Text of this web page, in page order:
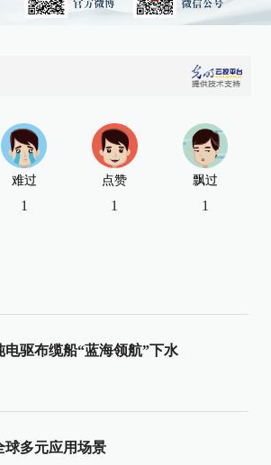
难过
1
点赞
1
飘过
1
电驱布缆船“蓝海领航”下水
球多元应用场景